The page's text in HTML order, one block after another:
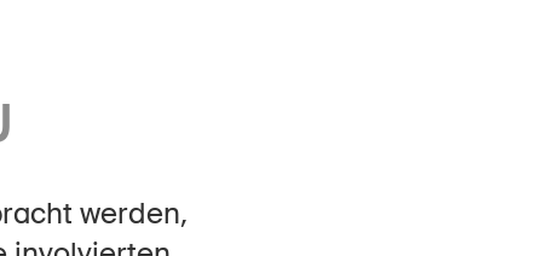
Sicherheitsdelegierte & Gemeinden
werden,